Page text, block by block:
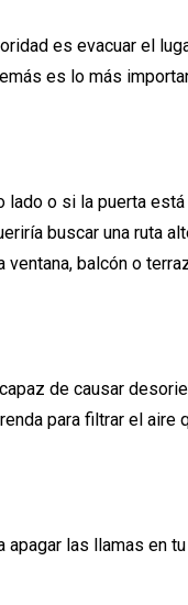
es evacuar el
es lo más
lado o si la puerta
buscar una ruta
balcón o
de causar
para filtrar el aire
las llamas en